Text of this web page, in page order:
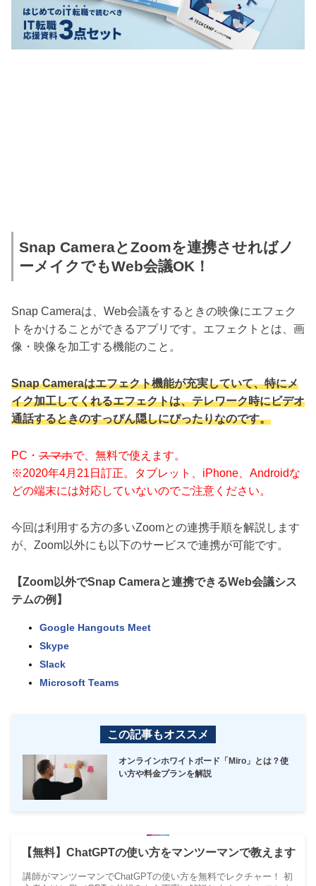
Snap CameraとZoomを連携させればノ
ーメイクでもWeb会議OK！
Snap Cameraは、Web会議をするときの映像にエフェク
トをかけることができるアプリです。エフェクトとは、画
像・映像を加工する機能のこと。
Snap Cameraはエフェクト機能が充実していて、特にメ
イク加工してくれるエフェクトは、テレワーク時にビデオ
通話するときのすっぴん隠しにぴったりなのです。
PC・ スマホで、無料で使えます。
※2020年4月21日訂正。タブレット、iPhone、Androidな
どの端末には対応していないのでご注意ください。
今回は利用する方の多いZoomとの連携手順を解説します
が、Zoom以外にも以下のサービスで連携が可能です。
【Zoom以外でSnap Cameraと連携できるWeb会議シス
テムの例】
Google Hangouts Meet
Skype
Slack
Microsoft Teams
この記事もオススメ
オンラインホワイトボード「Miro」とは？使
い方や料金プランを解説
【無料】ChatGPTの使い方をマンツーマンで教えます
講師がマンツーマンでChatGPTの使い方を無料でレクチャー！ 初